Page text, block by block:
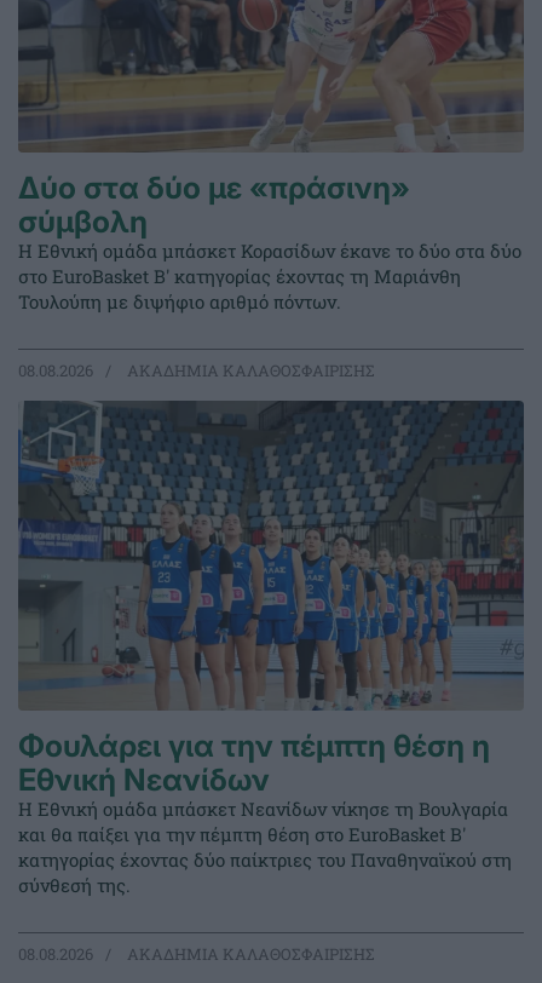
Δύο στα δύο με «πράσινη»
σύμβολη
Η Εθνική ομάδα μπάσκετ Κορασίδων έκανε το δύο στα δύο
στο EuroBasket Β' κατηγορίας έχοντας τη Μαριάνθη
Τουλούπη με διψήφιο αριθμό πόντων.
08.08.2026 ΑΚΑΔΗΜΙΑ ΚΑΛΑΘΟΣΦΑΙΡΙΣΗΣ
Φουλάρει για την πέμπτη θέση η
Εθνική Νεανίδων
Η Εθνική ομάδα μπάσκετ Νεανίδων νίκησε τη Βουλγαρία
και θα παίξει για την πέμπτη θέση στο EuroBasket Β'
κατηγορίας έχοντας δύο παίκτριες του Παναθηναϊκού στη
σύνθεσή της.
08.08.2026 ΑΚΑΔΗΜΙΑ ΚΑΛΑΘΟΣΦΑΙΡΙΣΗΣ